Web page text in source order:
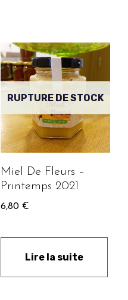
RUPTURE DE STOCK
Miel De Fleurs –
Printemps 2021
6,80 €
Lire la suite